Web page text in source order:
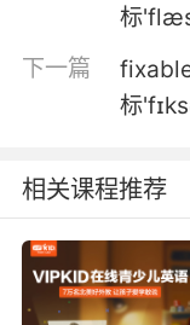
恐怕每年這個
6. So, I
我建议给她一
7. Let me
teenagers
drinks, and
标
下一篇
标
相关课程推荐